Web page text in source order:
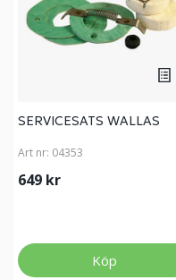
SERVICESATS WALLAS
Art nr: 04353
649 kr
Köp